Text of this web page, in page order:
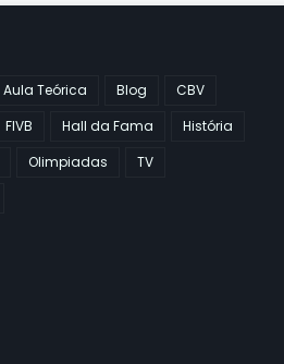
Aula Teórica Blog
CBV
FIVB Hall da Fama
História
Olimpiadas
TV